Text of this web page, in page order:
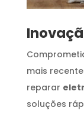
mais
reparar
soluções